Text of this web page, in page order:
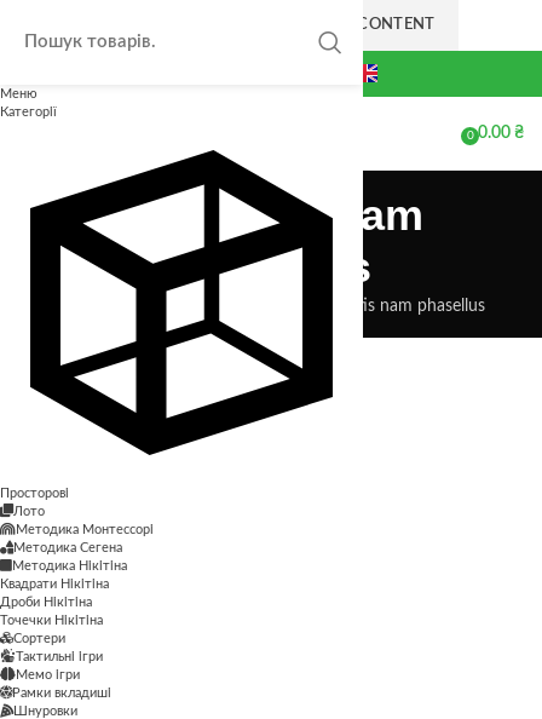
SKIP TO MAIN CONTENT
0 0.00 ₴
Venenatis nam
phasellus
Venenatis nam phasellus
Sticky Sidebar
Details available with Every Demo
Меню
Категорії
Просторові
Лото
Методика Монтессорі
Методика Сегена
Методика Нікітіна
Квадрати Нікітіна
Дроби Нікітіна
Точечки Нікітіна
Сортери
Тактильні ігри
Мемо ігри
Рамки вкладиші
Шнуровки